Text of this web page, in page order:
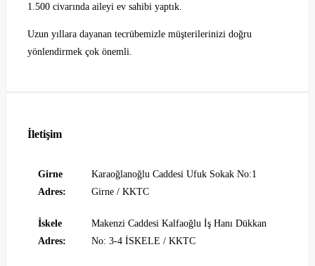
1.500 civarında aileyi ev sahibi yaptık.
Uzun yıllara dayanan tecrübemizle müşterilerinizi doğru
yönlendirmek çok önemli.
İletişim
Girne
Adres:
Karaoğlanoğlu Caddesi Ufuk Sokak No:1
Girne / KKTC
İskele
Adres:
Makenzi Caddesi Kalfaoğlu İş Hanı Dükkan
No: 3-4 İSKELE / KKTC